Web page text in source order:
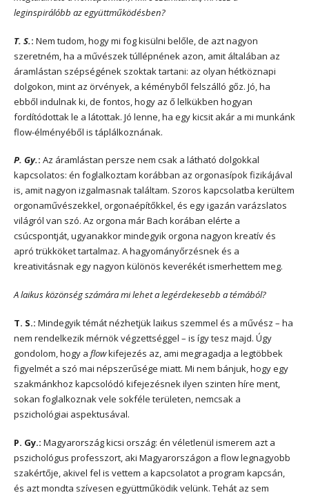
leginspirálóbb az együttműködésben?
T. S.: Nem tudom, hogy mi fog kisülni belőle, de azt nagyon
szeretném, ha a művészek túllépnének azon, amit általában az
áramlástan szépségének szoktak tartani: az olyan hétköznapi
dolgokon, mint az örvények, a kéményből felszálló gőz. Jó, ha
ebből indulnak ki, de fontos, hogy az ő lelkükben hogyan
fordítódottak le a látottak. Jó lenne, ha egy kicsit akár a mi munkánk
flow-élményéből is táplálkoznának.
P. Gy.: Az áramlástan persze nem csak a látható dolgokkal
kapcsolatos: én foglalkoztam korábban az orgonasípok fizikájával
is, amit nagyon izgalmasnak találtam. Szoros kapcsolatba kerültem
orgonaművészekkel, orgonaépítőkkel, és egy igazán varázslatos
világról van szó. Az orgona már Bach korában elérte a
csúcspontját, ugyanakkor mindegyik orgona nagyon kreatív és
apró trükköket tartalmaz. A hagyományőrzésnek és a
kreativitásnak egy nagyon különös keverékét ismerhettem meg.
A laikus közönség számára mi lehet a legérdekesebb a témából?
T. S.: Mindegyik témát nézhetjük laikus szemmel és a művész – ha
nem rendelkezik mérnök végzettséggel – is így tesz majd. Úgy
gondolom, hogy a flowkifejezés az, ami megragadja a legtöbbek
figyelmét a szó mai népszerűsége miatt. Mi nem bánjuk, hogy egy
szakmánkhoz kapcsolódó kifejezésnek ilyen szinten híre ment,
sokan foglalkoznak vele sokféle területen, nemcsak a
pszichológiai aspektusával.
P. Gy.: Magyarország kicsi ország: én véletlenül ismerem azt a
pszichológus professzort, aki Magyarországon a flow legnagyobb
szakértője, akivel fel is vettem a kapcsolatot a program kapcsán,
és azt mondta szívesen együttműködik velünk. Tehát az sem